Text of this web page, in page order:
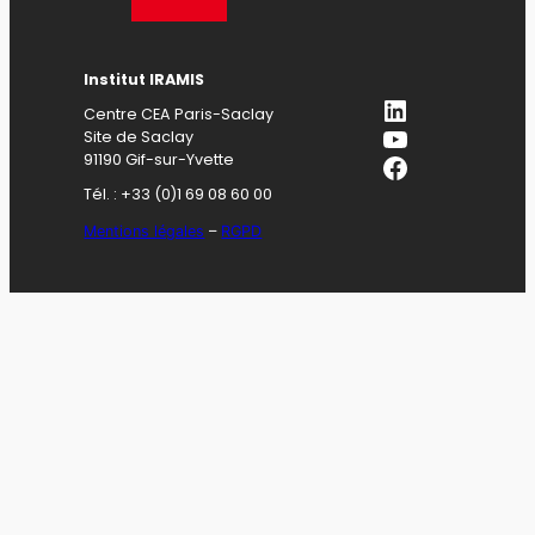
Institut IRAMIS
Centre CEA Paris-Saclay
Site de Saclay
91190 Gif-sur-Yvette
Tél. : +33 (0)1 69 08 60 00
Mentions légales – RGPD
LinkedIn
YouTube
Facebook